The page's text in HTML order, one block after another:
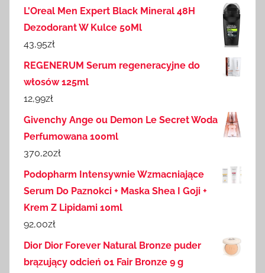
L'Oreal Men Expert Black Mineral 48H
Dezodorant W Kulce 50Ml
43,95zł
REGENERUM Serum regeneracyjne do
włosów 125ml
12,99zł
Givenchy Ange ou Demon Le Secret Woda
Perfumowana 100ml
370,20zł
Podopharm Intensywnie Wzmacniające
Serum Do Paznokci + Maska Shea I Goji +
Krem Z Lipidami 10ml
92,00zł
Dior Dior Forever Natural Bronze puder
brązujący odcień 01 Fair Bronze 9 g